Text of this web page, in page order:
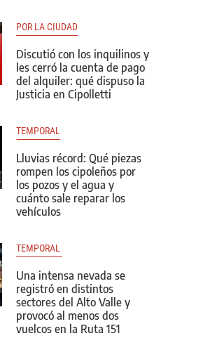
POR LA CIUDAD
Discutió con los inquilinos y
les cerró la cuenta de pago
del alquiler: qué dispuso la
Justicia en Cipolletti
TEMPORAL
Lluvias récord: Qué piezas
rompen los cipoleños por
los pozos y el agua y
cuánto sale reparar los
vehículos
TEMPORAL
Una intensa nevada se
registró en distintos
sectores del Alto Valle y
provocó al menos dos
vuelcos en la Ruta 151